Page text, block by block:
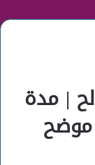
| مدة
موضح